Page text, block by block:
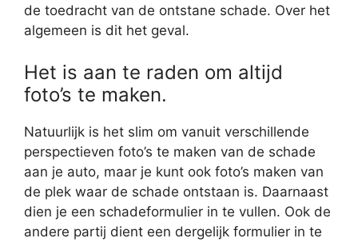
de toedracht van de ontstane schade. Over het
algemeen is dit het geval.
Het is aan te raden om altijd
foto’s te maken.
Natuurlijk is het slim om vanuit verschillende
perspectieven foto’s te maken van de schade
aan je auto, maar je kunt ook foto’s maken van
de plek waar de schade ontstaan is. Daarnaast
dien je een schadeformulier in te vullen. Ook de
andere partij dient een dergelijk formulier in te